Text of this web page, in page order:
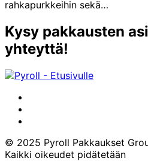
rahkapurkkeihin sekä…
Kysy pakkausten
yhteyttä!
© 2025 Pyroll Pakkaukset
Kaikki oikeudet pidätetään